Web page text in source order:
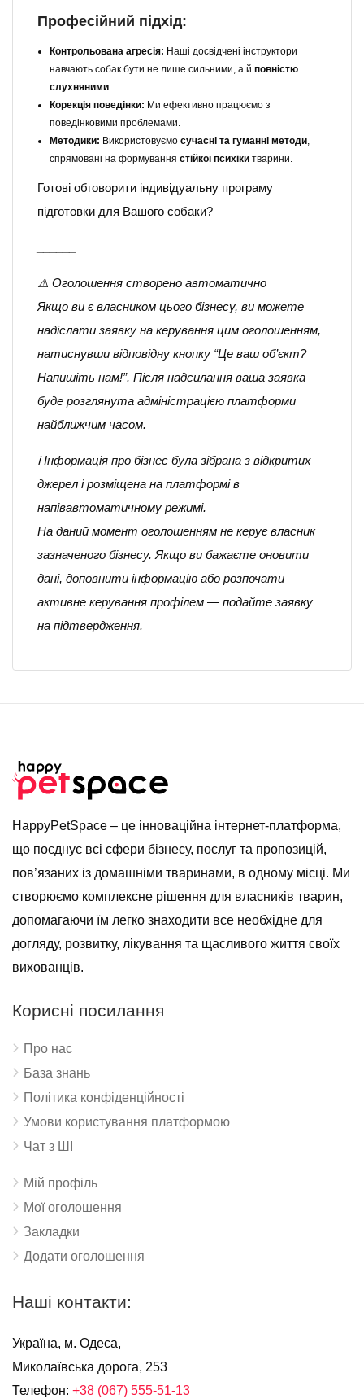
Професійний підхід:
Контрольована агресія: Наші досвідчені інструктори
навчають собак бути не лише сильними, а й повністю
слухняними.
Корекція поведінки: Ми ефективно працюємо з
поведінковими проблемами.
Методики: Використовуємо сучасні та гуманні методи,
спрямовані на формування стійкої психіки тварини.
Готові обговорити індивідуальну програму
підготовки для Вашого собаки?
⚠️ Оголошення створено автоматично
Якщо ви є власником цього бізнесу, ви можете
надіслати заявку на керування цим оголошенням,
натиснувши відповідну кнопку “Це ваш об’єкт?
Напишіть нам!”. Після надсилання ваша заявка
буде розглянута адміністрацією платформи
найближчим часом.
ℹ️ Інформація про бізнес була зібрана з відкритих
джерел і розміщена на платформі в
напівавтоматичному режимі.
На даний момент оголошенням не керує власник
зазначеного бізнесу. Якщо ви бажаєте оновити
дані, доповнити інформацію або розпочати
активне керування профілем — подайте заявку
на підтвердження.
HappyPetSpace – це інноваційна інтернет-платформа,
що поєднує всі сфери бізнесу, послуг та пропозицій,
пов’язаних із домашніми тваринами, в одному місці. Ми
створюємо комплексне рішення для власників тварин,
допомагаючи їм легко знаходити все необхідне для
догляду, розвитку, лікування та щасливого життя своїх
вихованців.
Корисні посилання
Про нас
База знань
Політика конфіденційності
Умови користування платформою
Чат з ШІ
Мій профіль
Мої оголошення
Закладки
Додати оголошення
Наші контакти:
Україна, м. Одеса,
Миколаївська дорога, 253
Телефон: +38 (067) 555-51-13